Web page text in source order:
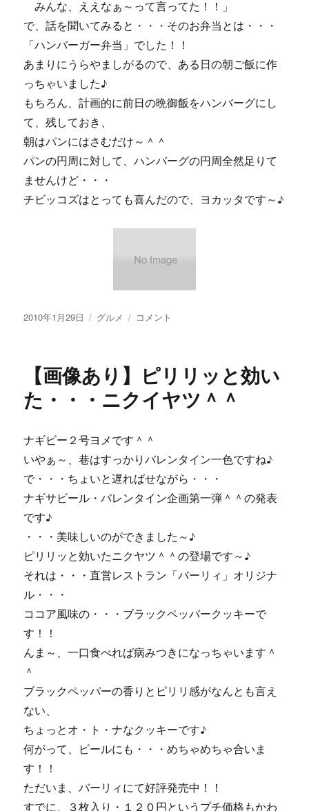
ン
ト
～
♪
みんな、ええなぁ～って言ってた！！」
で、話を聞いてみると・・・そのお弁当とは・・・
「ハンバーガー弁当」でした！！
あまりにうらやましがるので、ある日の朝ご飯に作
っちゃいました♪
もちろん、計画的に前日の晩御飯をハンバーグにし
て、残しておき、
朝はパンにはさむだけ～＾＾
パンの円周に対して、ハンバーグの円周全然足りて
ませんけど・・・
チビッコズはとっても喜んだので、ヨカッタです～♪
投
2010年1月29日
カ
ー
グルメ
【画
や
お
弁
♪
コメント
【画像あり】ピリリッと効い
た・・・ニクイヤツ＾＾
ナギビー２号ヨメです＾＾
いやぁ～、巷はすっかりバレンタイン一色ですね♪
で・・・ちょいと遅ればせながら・・・
ナギサビール・バレンタイン企画第一弾＾＾の発表
です♪
・・・美味しいのができました～♪
ピリリッと効いたニクヤツ＾＾の登場です～♪
それは・・・直営レストラン「バーリィ」オリジナ
ル・・・
ココア風味の・・・ブラックペッパークッキーで
す！！
んま～、一口食べれば病みつきになっちゃいます＾
＾
ブラックペッパーの香りとピリリ感がなんとも言え
ない、
ちょっとオ・ト・ナなクッキーです♪
何がって、ビールにも・・・めちゃめちゃ合いま
す！！
ただいま、バーリィにて好評発売中！！
すでに、３枚入り・１２０円というプチ価格もかわ